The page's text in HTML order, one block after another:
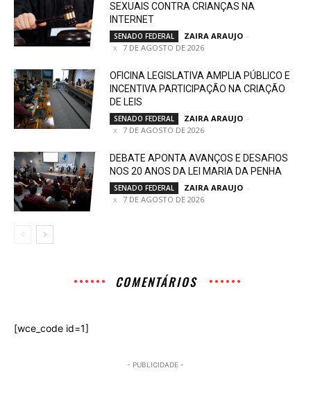
SEXUAIS CONTRA CRIANÇAS NA
INTERNET
SENADO FEDERAL ZAIRA ARAUJO -
7 DE AGOSTO DE 2026
OFICINA LEGISLATIVA AMPLIA PÚBLICO E
INCENTIVA PARTICIPAÇÃO NA CRIAÇÃO
DE LEIS
SENADO FEDERAL ZAIRA ARAUJO -
7 DE AGOSTO DE 2026
DEBATE APONTA AVANÇOS E DESAFIOS
NOS 20 ANOS DA LEI MARIA DA PENHA
SENADO FEDERAL ZAIRA ARAUJO -
7 DE AGOSTO DE 2026
COMENTÁRIOS
[wce_code id=1]
- PUBLICIDADE -